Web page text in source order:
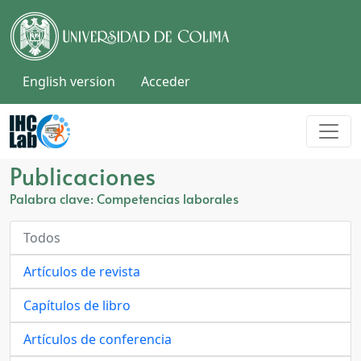
English version Acceder
Publicaciones
Palabra clave: Competencias laborales
Todos
Artículos de revista
Capítulos de libro
Artículos de conferencia